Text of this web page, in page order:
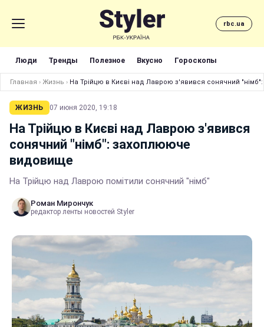
rbc.ua
Люди Тренды Полезное Вкусно Гороскопы
Главная › Жизнь › На Трійцю в Києві над Лаврою з'явився сонячний
ЖИЗНЬ 07 июня 2020, 19:18
На Трійцю в Києві над Лаврою з'явився
сонячний "німб": захоплююче
видовище
На Трійцю над Лаврою помітили сонячний "німб"
Роман Мирончук
редактор ленты новостей Styler